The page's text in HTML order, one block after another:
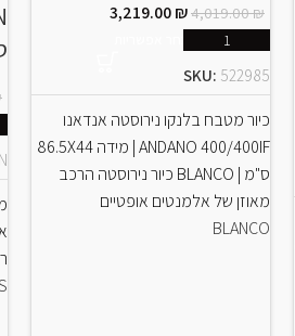
BLANCO
4,019.00₪
3,219.00₪
SKU: 522985
כיור מטבח בלנקו נירוסטה אנדאנו
ANDANO 400/400IF | מידה 86.5X44
ס"מ | BLANCO כיור נירוסטה הרכב
מאוזן של אלמנטים אופטיים